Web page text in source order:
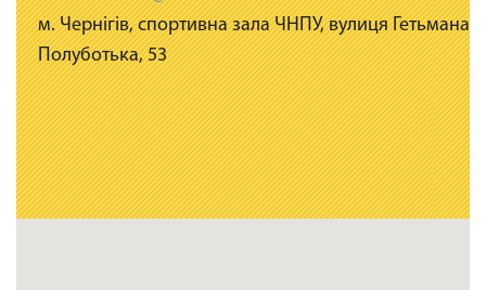
м. Чернігів, спортивна зала ЧНПУ, вулиця Гетьмана
Полуботька, 53